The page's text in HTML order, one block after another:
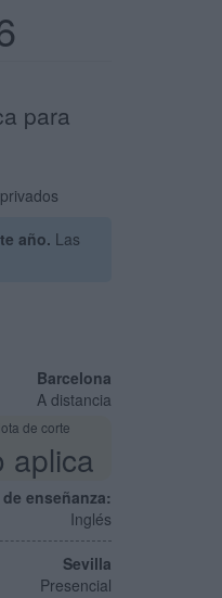
para
año. Las
Barcelona
A distancia
de corte
aplica
enseñanza:
Inglés
Sevilla
Presencial